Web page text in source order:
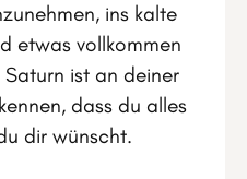
ins kalte
etwas vollkommen
ist an deiner
dass du alles
dir wünscht.